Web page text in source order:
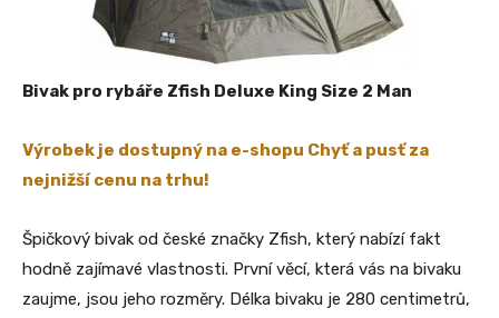
Bivak pro rybáře Zfish Deluxe King Size 2 Man
Výrobek je dostupný na e-shopu Chyť a pusť za
nejnižší cenu na trhu!
Špičkový bivak od české značky Zfish, který nabízí fakt
hodně zajímavé vlastnosti. První věcí, která vás na bivaku
zaujme, jsou jeho rozměry. Délka bivaku je 280 centimetrů,